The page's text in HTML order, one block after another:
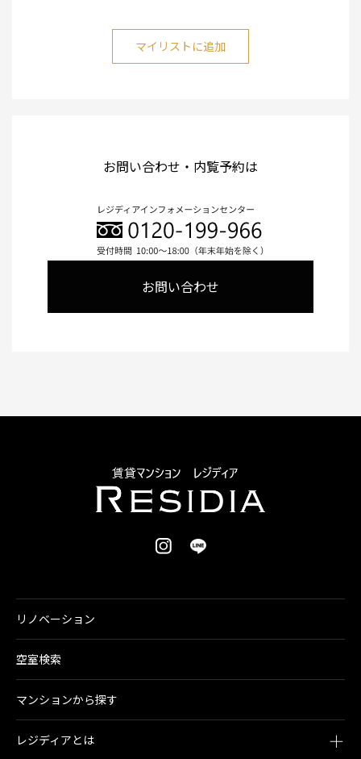
マイリストに追加
お問い合わせ・内覧予約は
お問い合わせ
空室検索
マンションから探す
レジディアとは
リノベーション